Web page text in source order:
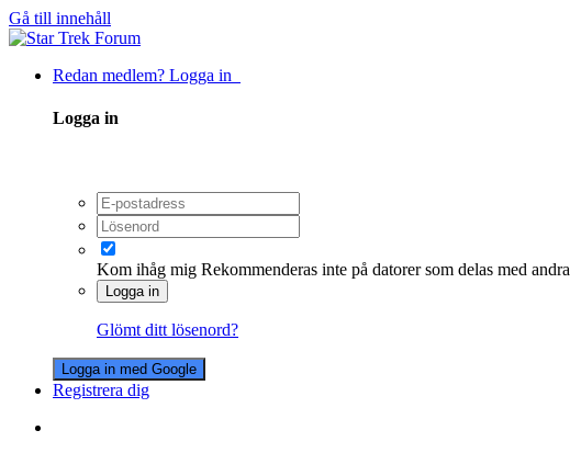
Gå till innehåll
Redan medlem? Logga in
Logga in
Kom ihåg mig Rekommenderas inte på datorer som delas med andra
Logga in
Glömt ditt lösenord?
Logga in med Google
Registrera dig